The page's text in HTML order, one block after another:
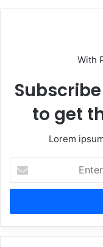
With
to get
Lorem
Enter
your
Email